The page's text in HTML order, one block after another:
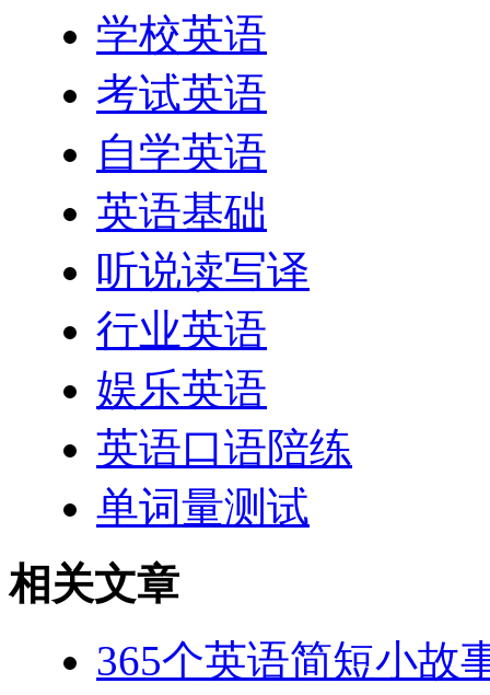
学校英语
考试英语
自学英语
英语基础
听说读写译
行业英语
娱乐英语
英语口语陪练
单词量测试
相关文章
365个英语简短小故